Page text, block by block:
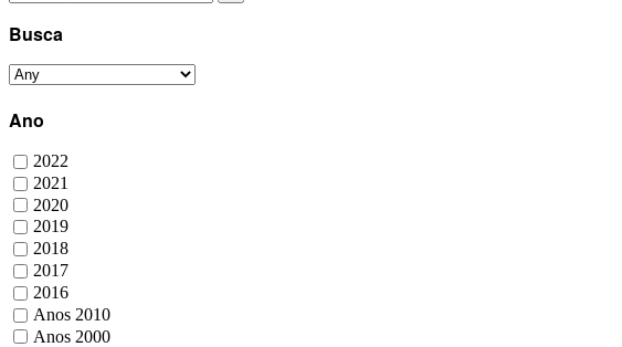
Busca
Ano
2022
2021
2020
2019
2018
2017
2016
Anos 2010
Anos 2000